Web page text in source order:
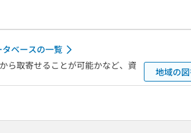
ベースの一覧
ら取寄せることが可能かなど、資
地域の